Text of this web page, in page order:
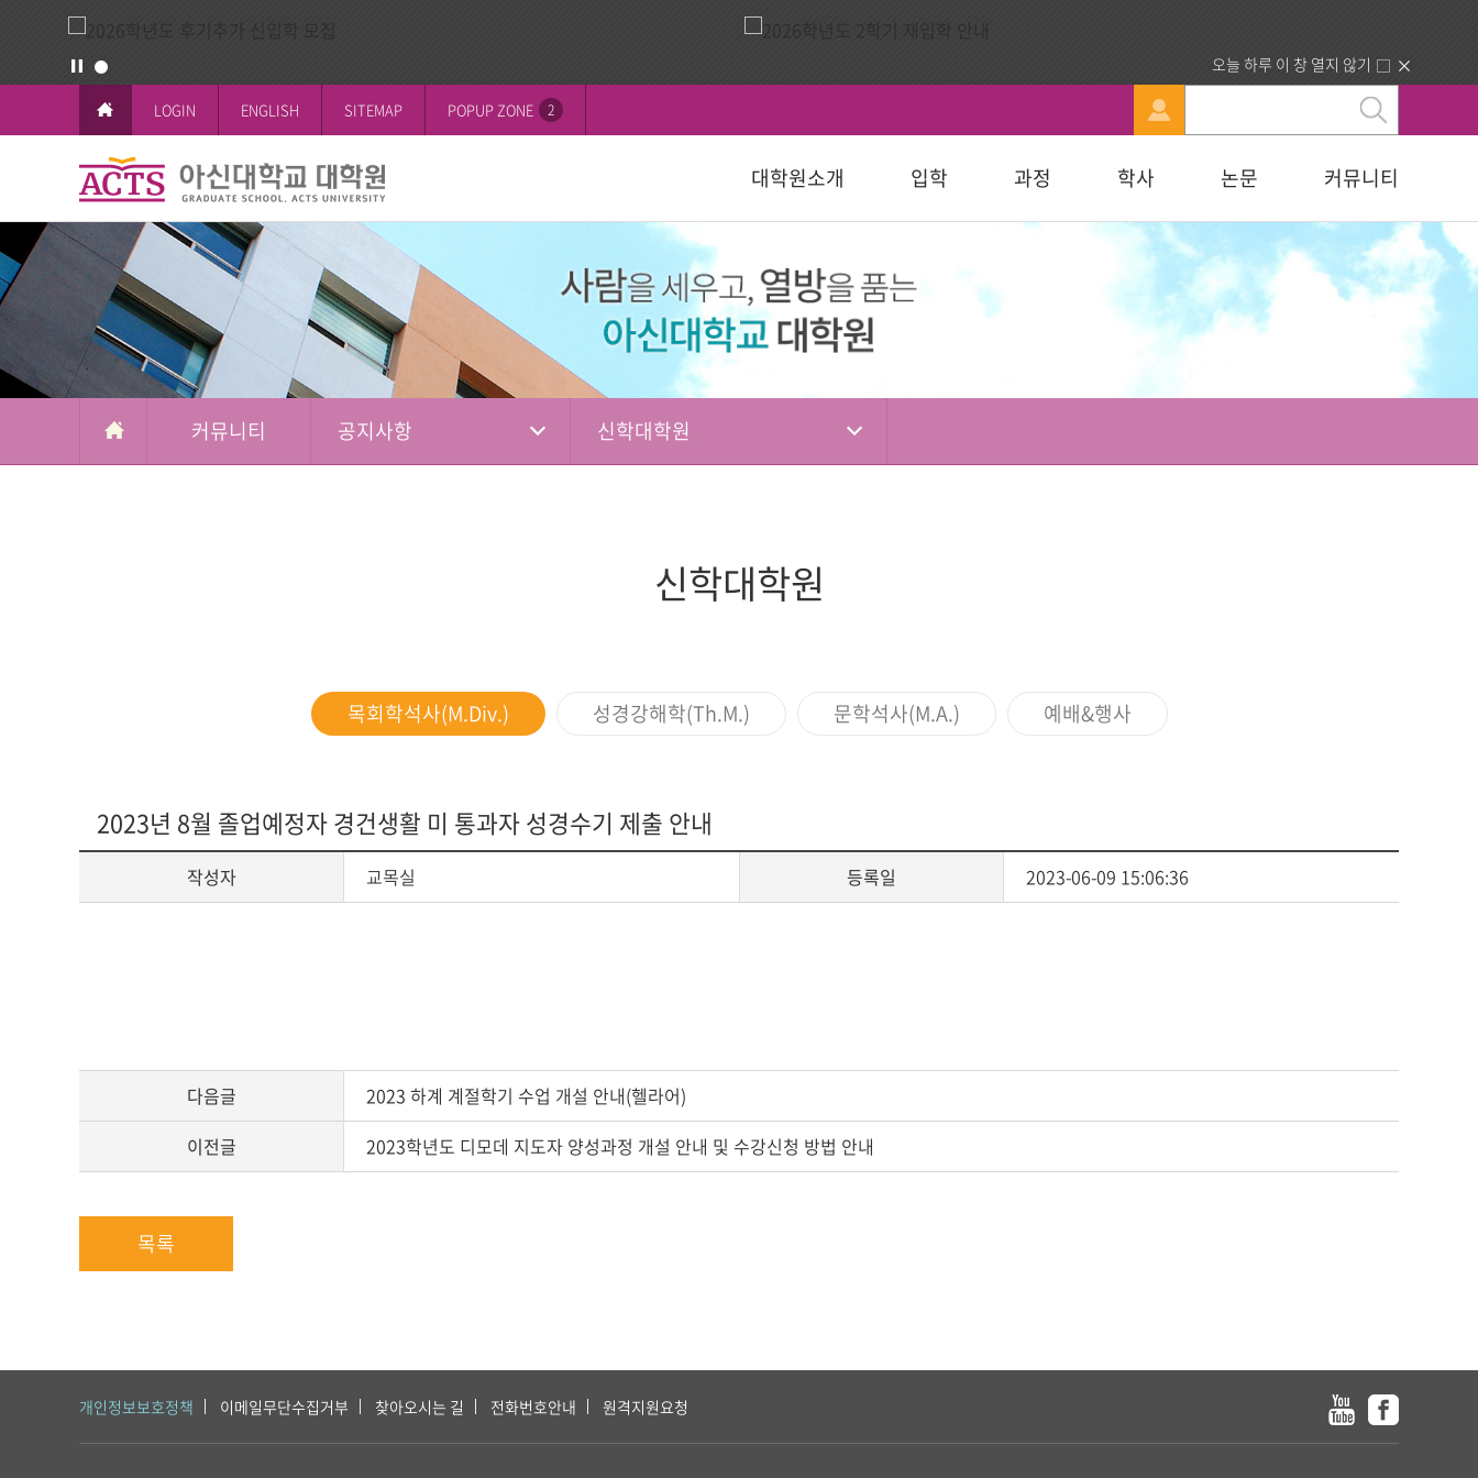
오늘 하루 이 창 열지 않기
LOGIN ENGLISH SITEMAP POPUP ZONE 2
대학원소개
교육이념과 비전
교육대학원
복지대학원
행정부서 안내
찾아오시는길
입학
공지사항 모집요강
일반대학원
신학대학원
선교대학원
교육대학원
상담대학원
다문화교육복지대학원
묻고답하기
합격자조회/고지서출력
입학원서접수
과정
일반대학원
철학박사(Ph.D.)
신학박사(Th.D.)
석박사통합과정
석사과정
신학대학원
성경강해학(Th.M.)
목회학석사
문학석사
교육대학원
교육학석사
다문화교육복지대학원
학사
학사일정 학칙 및 규정 휴·복학 안내
시험 및 성적안내 장학안내
논문
논문작성안내 논문심사일정 연구윤리자료실
커뮤니티
공지사항
전체공지
일반대학원
신학대학원
선교대학원
교육대학원
상담대학원
묻고답하기 청빙게시판
뮤
니
티
커뮤니티 공지사항 신학대학원
신학대학원
목회학석사(M.Div.) 성경강해학(Th.M.) 문학석사(M.A.) 예배&행사
2023년 8월 졸업예정자 경건생활 미 통과자 성경수기 제출 안내
작성자 교목실 등록일 2023-06-09 15:06:36
문
다음글
2023 하계 계절학기 수업 개설 안내(헬라어)
이전글
2023학년도 디모데 지도자 양성과정 개설 안내 및 수강신청 방법 안내
목록
개인정보보호정책 이메일무단수집거부 찾아오시는 길 전화번호안내 원격지원요청